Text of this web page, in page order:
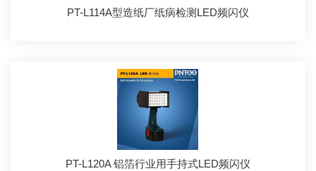
PT-L114A型造纸厂纸病检测LED频闪仪
PT-L120A 铝箔行业用手持式LED频闪仪